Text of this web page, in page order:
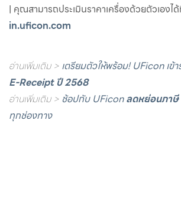
| คุณสามารถประเมินราคาเครื่องด้วยตัวเองไ
in.uficon.com
อ่านเพิ่มเติม > เตรียมตัวให้พร้อม! UFicon เข้
E-Receipt ปี 2568
อ่านเพิ่มเติม > ช้อปกับ UFiconลดหย่อนภา
ทุกช่องทาง